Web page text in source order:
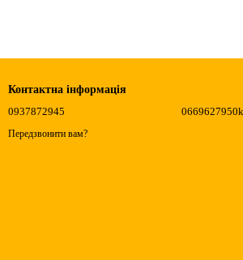
Контактна інформація
0937872945
Передзвонити вам?